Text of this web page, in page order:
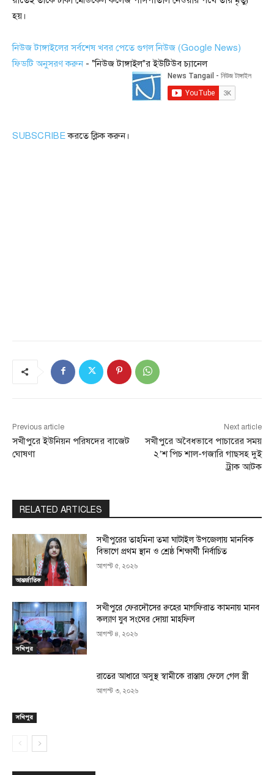
হয়।
নিউজ টাঙ্গাইলের সর্বশেষ খবর পেতে গুগল নিউজ (Google News)
ফিডটি অনুসরণ করুন - "নিউজ টাঙ্গাইল"র ইউটিউব চ্যানেল
SUBSCRIBEকরতে ক্লিক করুন।
Previous article
সখীপুরে ইউনিয়ন পরিষদের বাজেট
ঘোষণা
Next article
সখীপুরে অবৈধভাবে পাচারের সময়
২’শ পিচ শাল-গজারি গাছসহ দুই
ট্রাক আটক
RELATED ARTICLES
আন্তর্জাতিক
সখীপুরের তাহমিনা তমা ঘাটাইল উপজেলায় মানবিক
বিভাগে প্রথম স্থান ও শ্রেষ্ঠ শিক্ষার্থী নির্বাচিত
আগস্ট ৫, ২০২৬
সখিপুর
সখীপুরে ফেরদৌসের রুহের মাগফিরাত কামনায় মানব
কল্যাণ যুব সংঘের দোয়া মাহফিল
আগস্ট ৪, ২০২৬
সখিপুর
রাতের আধারে অসুস্থ স্বামীকে রাস্তায় ফেলে গেল স্ত্রী
আগস্ট ৩, ২০২৬